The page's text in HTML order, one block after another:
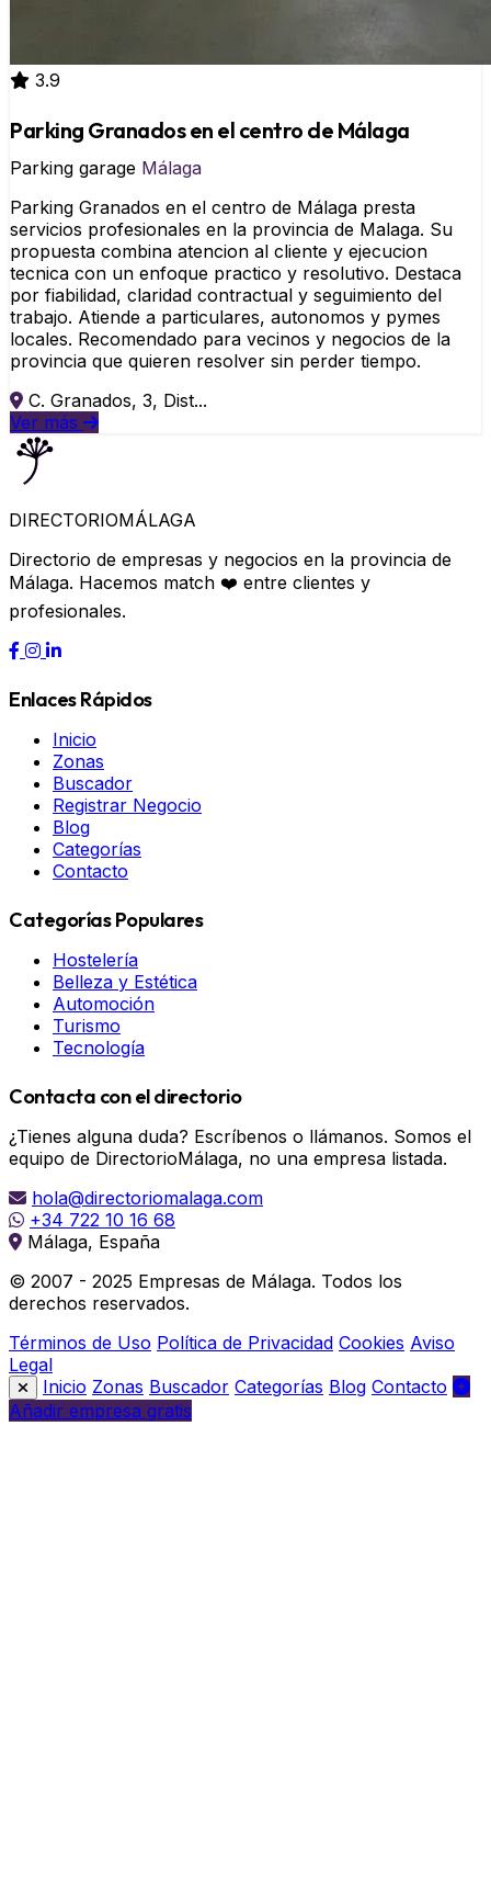
3.9
Parking Granados en el centro de Málaga
Parking garage Málaga
Parking Granados en el centro de Málaga presta
servicios profesionales en la provincia de Malaga. Su
propuesta combina atencion al cliente y ejecucion
tecnica con un enfoque practico y resolutivo. Destaca
por fiabilidad, claridad contractual y seguimiento del
trabajo. Atiende a particulares, autonomos y pymes
locales. Recomendado para vecinos y negocios de la
provincia que quieren resolver sin perder tiempo.
C. Granados, 3, Dist...
Ver más
DIRECTORIOMÁLAGA
Directorio de empresas y negocios en la provincia de
Málaga. Hacemos match ❤️ entre clientes y
profesionales.
Enlaces Rápidos
Inicio
Zonas
Buscador
Registrar Negocio
Blog
Categorías
Contacto
Categorías Populares
Hostelería
Belleza y Estética
Automoción
Turismo
Tecnología
Contacta con el directorio
¿Tienes alguna duda? Escríbenos o llámanos. Somos el
equipo de DirectorioMálaga, no una empresa listada.
hola@directoriomalaga.com
+34 722 10 16 68
Málaga, España
© 2007 - 2025 Empresas de Málaga. Todos los
derechos reservados.
Términos de Uso Política de Privacidad Cookies Aviso
Legal
Inicio Zonas Buscador Categorías Blog Contacto
Añadir empresa gratis